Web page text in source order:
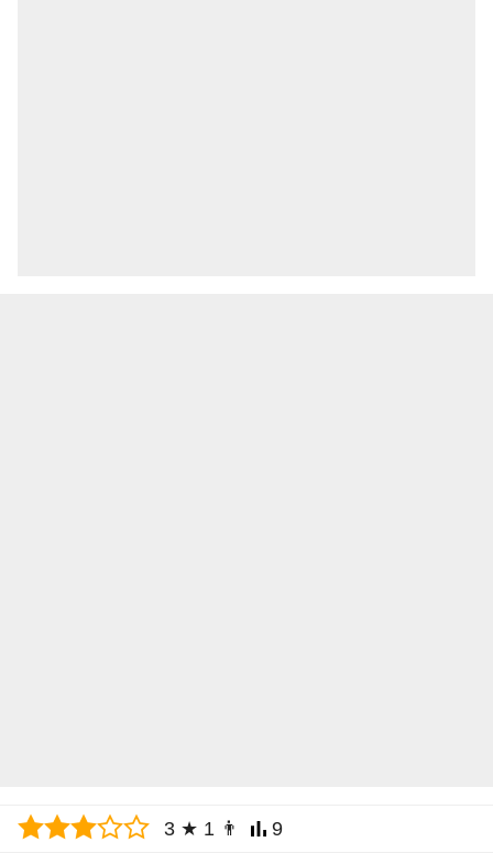
3 ★ 1 👨 9